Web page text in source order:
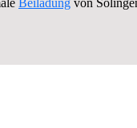
Beiladung von